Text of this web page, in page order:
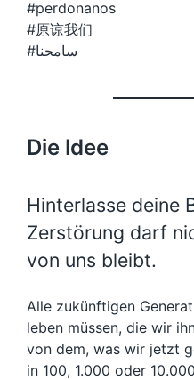
#perdonanos
#原谅我们
#سامحنا
Die Idee
Hinterlasse deine
Zerstörung darf
von uns bleibt.
Alle zukünftigen
leben müssen, die wir
von dem, was wir jetzt
in 100, 1.000 oder